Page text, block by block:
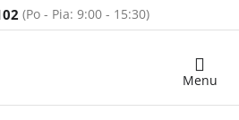
Nákupný